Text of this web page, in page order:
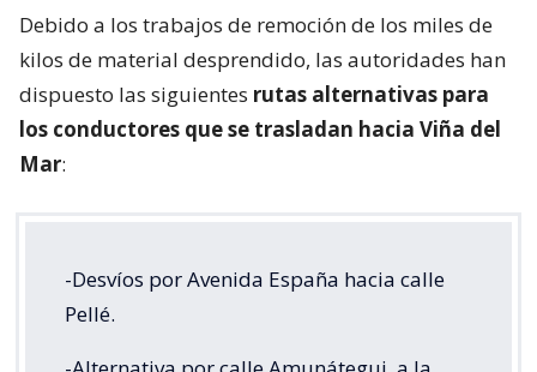
Debido a los trabajos de remoción de los miles de
kilos de material desprendido, las autoridades han
dispuesto las siguientes rutas alternativas para
los conductores que se trasladan hacia Viña del
Mar:
-Desvíos por Avenida España hacia calle
Pellé.